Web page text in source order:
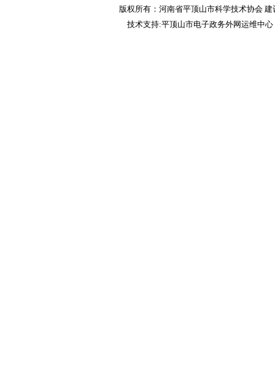
版权所有：河南省平顶山市科学技术协会
技术支持:平顶山市电子政务外网运维中心